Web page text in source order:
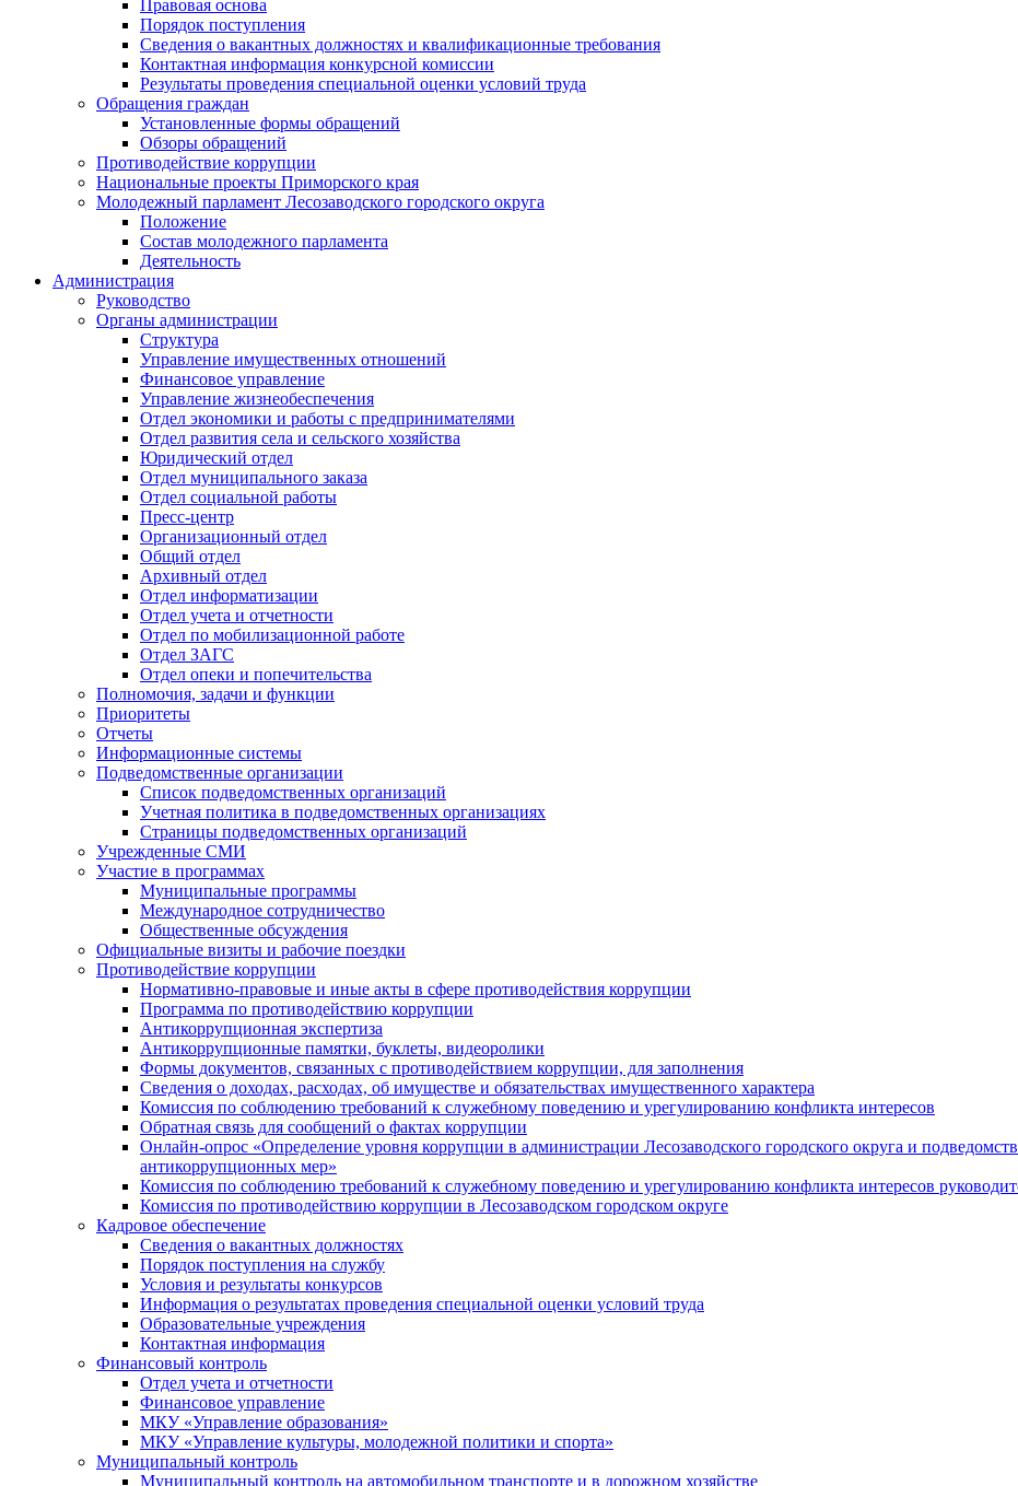
Правовая основа
Порядок поступления
Сведения о вакантных должностях и квалификационные требования
Контактная информация конкурсной комиссии
Результаты проведения специальной оценки условий труда
Обращения граждан
Установленные формы обращений
Обзоры обращений
Противодействие коррупции
Национальные проекты Приморского края
Молодежный парламент Лесозаводского городского округа
Положение
Состав молодежного парламента
Деятельность
Администрация
Руководство
Органы администрации
Структура
Управление имущественных отношений
Финансовое управление
Управление жизнеобеспечения
Отдел экономики и работы с предпринимателями
Отдел развития села и сельского хозяйства
Юридический отдел
Отдел муниципального заказа
Отдел социальной работы
Пресс-центр
Организационный отдел
Общий отдел
Архивный отдел
Отдел информатизации
Отдел учета и отчетности
Отдел по мобилизационной работе
Отдел ЗАГС
Отдел опеки и попечительства
Полномочия, задачи и функции
Приоритеты
Отчеты
Информационные системы
Подведомственные организации
Список подведомственных организаций
Учетная политика в подведомственных организациях
Страницы подведомственных организаций
Учрежденные СМИ
Участие в программах
Муниципальные программы
Международное сотрудничество
Общественные обсуждения
Официальные визиты и рабочие поездки
Противодействие коррупции
Нормативно-правовые и иные акты в сфере противодействия коррупции
Программа по противодействию коррупции
Антикоррупционная экспертиза
Антикоррупционные памятки, буклеты, видеоролики
Формы документов, связанных с противодействием коррупции, для заполнения
Сведения о доходах, расходах, об имуществе и обязательствах имущественного характера
Комиссия по соблюдению требований к служебному поведению и урегулированию конфликта интересов
Обратная связь для сообщений о фактах коррупции
Онлайн-опрос «Определение уровня коррупции в администрации Лесозаводского городского округа и
антикоррупционных мер»
Комиссия по соблюдению требований к служебному поведению и урегулированию конфликта интересов
Комиссия по противодействию коррупции в Лесозаводском городском округе
Кадровое обеспечение
Сведения о вакантных должностях
Порядок поступления на службу
Условия и результаты конкурсов
Информация о результатах проведения специальной оценки условий труда
Образовательные учреждения
Контактная информация
Финансовый контроль
Отдел учета и отчетности
Финансовое управление
МКУ «Управление образования»
МКУ «Управление культуры, молодежной политики и спорта»
Муниципальный контроль
Муниципальный контроль на автомобильном транспорте и в дорожном хозяйстве